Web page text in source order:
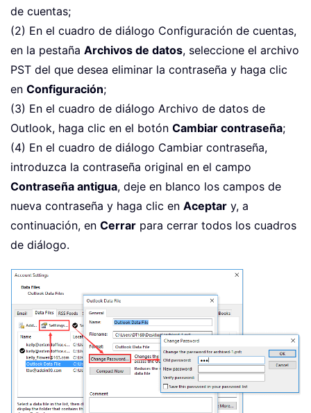
de cuentas;
(2) En el cuadro de diálogo Configuración de cuentas,
en la pestaña Archivos de datos, seleccione el archivo
PST del que desea eliminar la contraseña y haga clic
en Configuración;
(3) En el cuadro de diálogo Archivo de datos de
Outlook, haga clic en el botón Cambiar contraseña;
(4) En el cuadro de diálogo Cambiar contraseña,
introduzca la contraseña original en el campo
Contraseña antigua, deje en blanco los campos de
nueva contraseña y haga clic en Aceptar y, a
continuación, en Cerrar para cerrar todos los cuadros
de diálogo.